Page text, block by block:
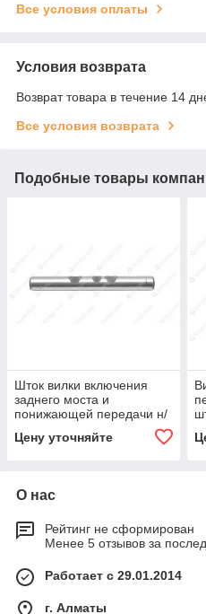
Все условия оплаты
Условия возврата
Возврат товара в течение 14
Все условия возврата
Подобные товары
Шток вилки включения
заднего моста и
понижающей передачи н/
Цену уточняйте
О нас
Рейтинг не сформирован
Менее 5 отзывов за
Работает с 29.01.2014
г. Алматы